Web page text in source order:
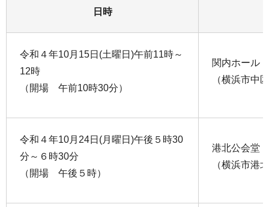
日時
令和４年10月15日(土曜日)午前11時～
12時
（開場 午前10時30分）
関内ホール
（横浜市中
令和４年10月24日(月曜日)午後５時30
分～６時30分
（開場 午後５時）
港北公会堂
（横浜市港